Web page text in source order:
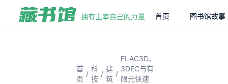
首页 图书馆故事
首
页
/
科
技
/
建
筑
/
FLAC3D、
3DEC与有
限元快速